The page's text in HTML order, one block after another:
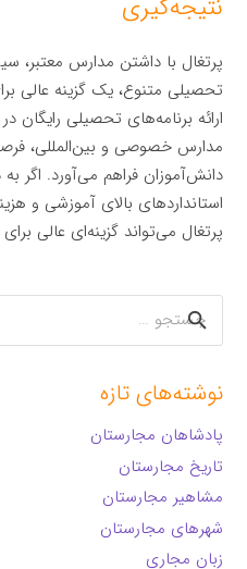
پرتغال با داشتن مدارس
تحصیلی متنوع، یک گزینه عالی
ارائه برنامه‌های تحصیلی رایگان
مدارس خصوصی و بین‌المللی،
دانش‌آموزان فراهم می‌آورد. اگر
استانداردهای بالای آموزشی و
پرتغال می‌تواند گزینه‌ای عالی
جستجو
برای:
نوشته‌های تازه
پادشاهان مجارستان
تاریخ مجارستان
مشاهیر مجارستان
شهرهای مجارستان
زبان مجاری